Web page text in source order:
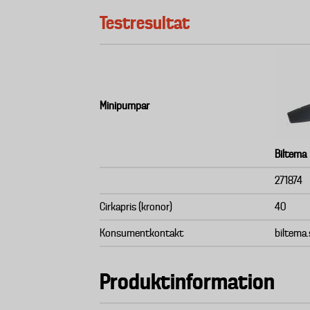
Testresultat
Minipumpar
Biltema
271874
Cirkapris (kronor) 40
Konsumentkontakt
Produktinformation